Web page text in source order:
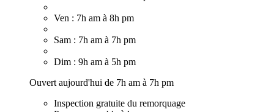
Ven : 7h am à 8h pm
Sam : 7h am à 7h pm
Dim : 9h am à 5h pm
Ouvert aujourd'hui de 7h am à 7h pm
Inspection gratuite du remorquage